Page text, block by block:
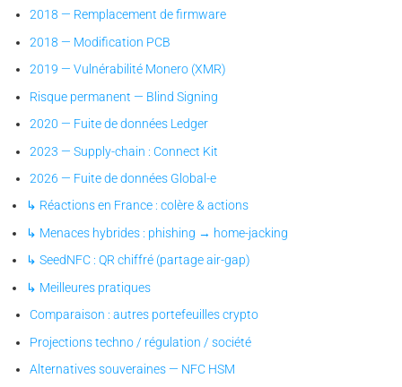
2018 — Remplacement de firmware
2018 — Modification PCB
2019 — Vulnérabilité Monero (XMR)
Risque permanent — Blind Signing
2020 — Fuite de données Ledger
2023 — Supply-chain : Connect Kit
2026 — Fuite de données Global-e
↳ Réactions en France : colère & actions
↳ Menaces hybrides : phishing → home-jacking
↳ SeedNFC : QR chiffré (partage air-gap)
↳ Meilleures pratiques
Comparaison : autres portefeuilles crypto
Projections techno / régulation / société
Alternatives souveraines — NFC HSM